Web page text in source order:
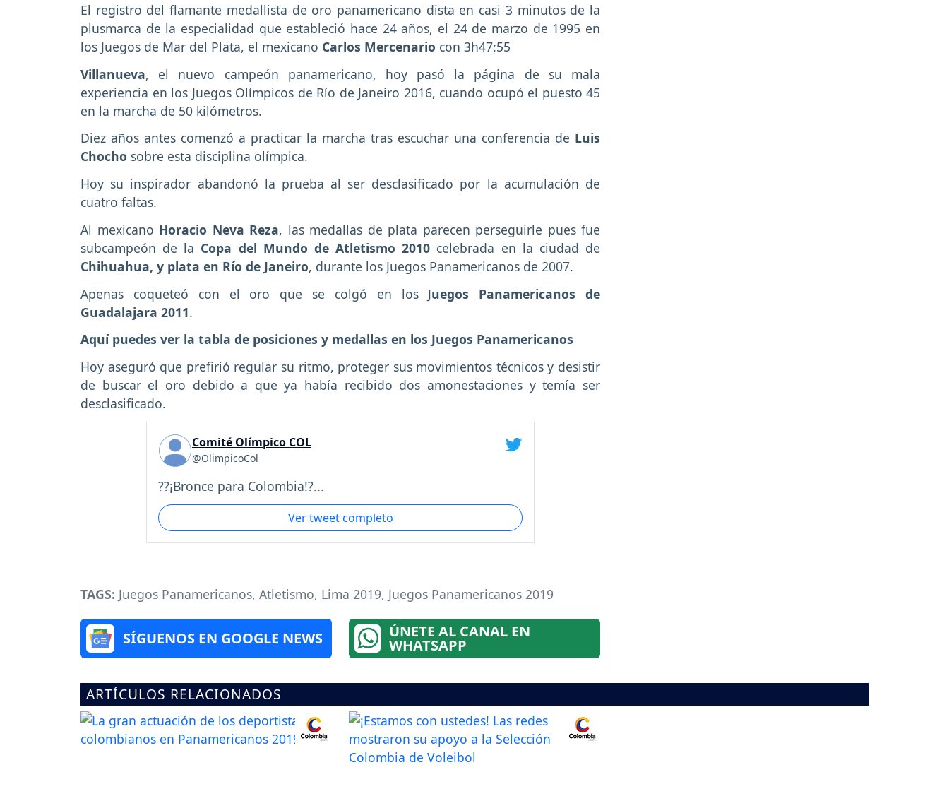
El registro del flamante medallista de oro panamericano dista en casi 3 minutos de la
plusmarca de la especialidad que estableció hace 24 años, el 24 de marzo de 1995 en
los Juegos de Mar del Plata, el mexicano Carlos Mercenario con 3h47:55
Villanueva, el nuevo campeón panamericano, hoy pasó la página de su mala
experiencia en los Juegos Olímpicos de Río de Janeiro 2016, cuando ocupó el puesto 45
en la marcha de 50 kilómetros.
Diez años antes comenzó a practicar la marcha tras escuchar una conferencia de Luis
Chocho sobre esta disciplina olímpica.
Hoy su inspirador abandonó la prueba al ser desclasificado por la acumulación de
cuatro faltas.
Al mexicano Horacio Neva Reza, las medallas de plata parecen perseguirle pues fue
subcampeón de la Copa del Mundo de Atletismo 2010 celebrada en la ciudad de
Chihuahua, y plata en Río de Janeiro, durante los Juegos Panamericanos de 2007.
Apenas coqueteó con el oro que se colgó en los Juegos Panamericanos de
Guadalajara 2011.
Aquí puedes ver la tabla de posiciones y medallas en los Juegos Panamericanos
Hoy aseguró que prefirió regular su ritmo, proteger sus movimientos técnicos y desistir
de buscar el oro debido a que ya había recibido dos amonestaciones y temía ser
desclasificado.
Comité Olímpico COL
@OlimpicoCol
??¡Bronce para Colombia!?...
Ver tweet completo
TAGS: Juegos Panamericanos, Atletismo, Lima 2019, Juegos Panamericanos 2019
SÍGUENOS EN GOOGLE NEWS ÚNETE AL CANAL EN
WHATSAPP
ARTÍCULOS RELACIONADOS